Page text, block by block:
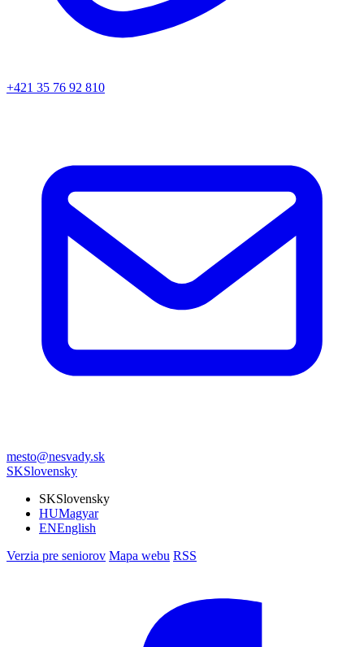
+421 35 76 92 810
mesto@nesvady.sk
SKSlovensky
SKSlovensky
HUMagyar
ENEnglish
Verzia pre seniorov Mapa webu RSS